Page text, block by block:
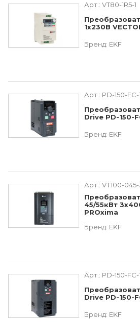
Арт.: VT80-1R5-1
1х230В
Бренд: EKF
Арт.: PD-150-FC-
Drive PD-150-
Бренд: EKF
Арт.: VT100-045-
45/55кВт
PROxima
Бренд: EKF
Арт.: PD-150-
Drive PD-150-
Бренд: EKF